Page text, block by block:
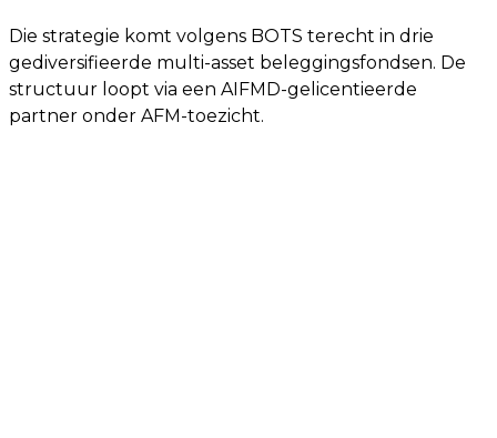
Die strategie komt volgens BOTS terecht in drie
gediversifieerde multi-asset beleggingsfondsen. De
structuur loopt via een AIFMD-gelicentieerde
partner onder AFM-toezicht.